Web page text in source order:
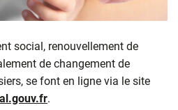
social, renouvellement de
de changement de
se font en ligne via le site
.